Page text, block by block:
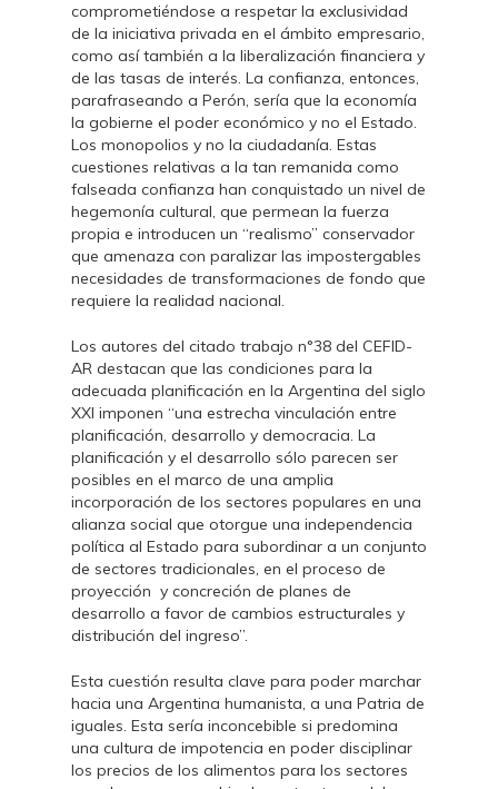
comprometiéndose a respetar la exclusividad
de la iniciativa privada en el ámbito empresario,
como así también a la liberalización financiera y
de las tasas de interés. La confianza, entonces,
parafraseando a Perón, sería que la economía
la gobierne el poder económico y no el Estado.
Los monopolios y no la ciudadanía. Estas
cuestiones relativas a la tan remanida como
falseada confianza han conquistado un nivel de
hegemonía cultural, que permean la fuerza
propia e introducen un “realismo” conservador
que amenaza con paralizar las impostergables
necesidades de transformaciones de fondo que
requiere la realidad nacional.
Los autores del citado trabajo n°38 del CEFID-
AR destacan que las condiciones para la
adecuada planificación en la Argentina del siglo
XXI imponen “una estrecha vinculación entre
planificación, desarrollo y democracia. La
planificación y el desarrollo sólo parecen ser
posibles en el marco de una amplia
incorporación de los sectores populares en una
alianza social que otorgue una independencia
política al Estado para subordinar a un conjunto
de sectores tradicionales, en el proceso de
proyección y concreción de planes de
desarrollo a favor de cambios estructurales y
distribución del ingreso”.
Esta cuestión resulta clave para poder marchar
hacia una Argentina humanista, a una Patria de
iguales. Esta sería inconcebible si predomina
una cultura de impotencia en poder disciplinar
los precios de los alimentos para los sectores